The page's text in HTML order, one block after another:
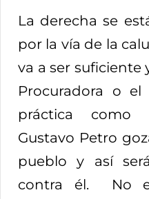
La derecha se
por la vía de la
va a ser suficiente
Procuradora o
práctica como
Gustavo Petro
pueblo y así
contra él. No